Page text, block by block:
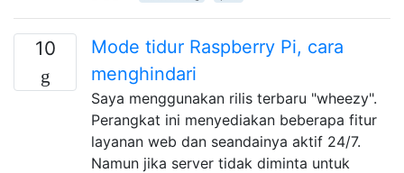
10
Mode tidur Raspberry Pi, cara
menghindari
Saya menggunakan rilis terbaru "wheezy".
Perangkat ini menyediakan beberapa fitur
layanan web dan seandainya aktif 24/7.
Namun jika server tidak diminta untuk